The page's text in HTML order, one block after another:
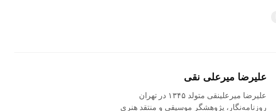
علیرضا میرعلی نقی
علیرضا میرعلینقی متولد ۱۳۴۵ در تهران
روزنامه‌نگار، پژوهشگر موسیقی و منتقد هنری